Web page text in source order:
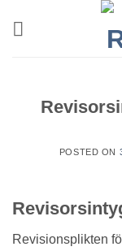
POSTED ON
Revisionsplikten